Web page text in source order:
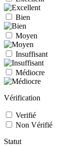
Bien
Moyen
Insuffisant
Médiocre
Vérification
Verifié
Non Vérifié
Statut